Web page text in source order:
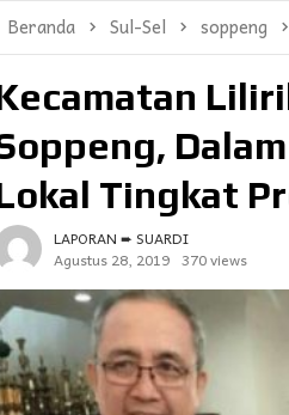
Beranda Sul-Sel soppeng
Tingkat
LAPORAN ➨ SUARDI
Agustus 28, 2019 370 views